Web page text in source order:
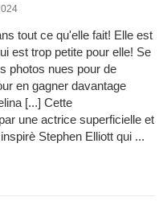
tout ce qu'elle fait! Elle est
est trop petite pour elle! Se
photos nues pour de
en gagner davantage
[...] Cette
une actrice superficielle et
Stephen Elliott qui ...